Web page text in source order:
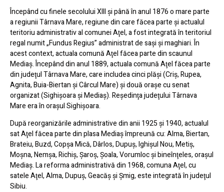
Începând cu finele secolului XIII şi până în anul 1876 o mare parte
a regiunii Târnava Mare, regiune din care făcea parte şi actualul
teritoriu administrativ al comunei Aţel, a fost integrată în teritoriul
regal numit „Fundus Regius” administrat de saşi şi maghiari. În
acest context, actuala comună Aţel făcea parte din scaunul
Mediaş. Începând din anul 1889, actuala comună Aţel făcea parte
din judeţul Târnava Mare, care includea cinci plăşi (Criş, Rupea,
Agnita, Buia-Biertan şi Cârcul Mare) şi două oraşe cu senat
organizat (Sighişoara şi Mediaş). Reşedinţa judeţului Târnava
Mare era în oraşul Sighişoara.
După reorganizările administrative din anii 1925 şi 1940, actualul
sat Aţel făcea parte din plasa Mediaş împreună cu: Alma, Biertan,
Brateiu, Buzd, Copşa Mică, Dârlos, Dupuş, Ighişul Nou, Metiş,
Moşna, Nemşa, Richiş, Şaroş, Şoala, Vorumloc şi bineînţeles, oraşul
Mediaş. La reforma administrativă din 1968, comuna Aţel, cu
satele Aţel, Alma, Dupuş, Geacăş şi Şmig, este integrată în judeţul
Sibiu.